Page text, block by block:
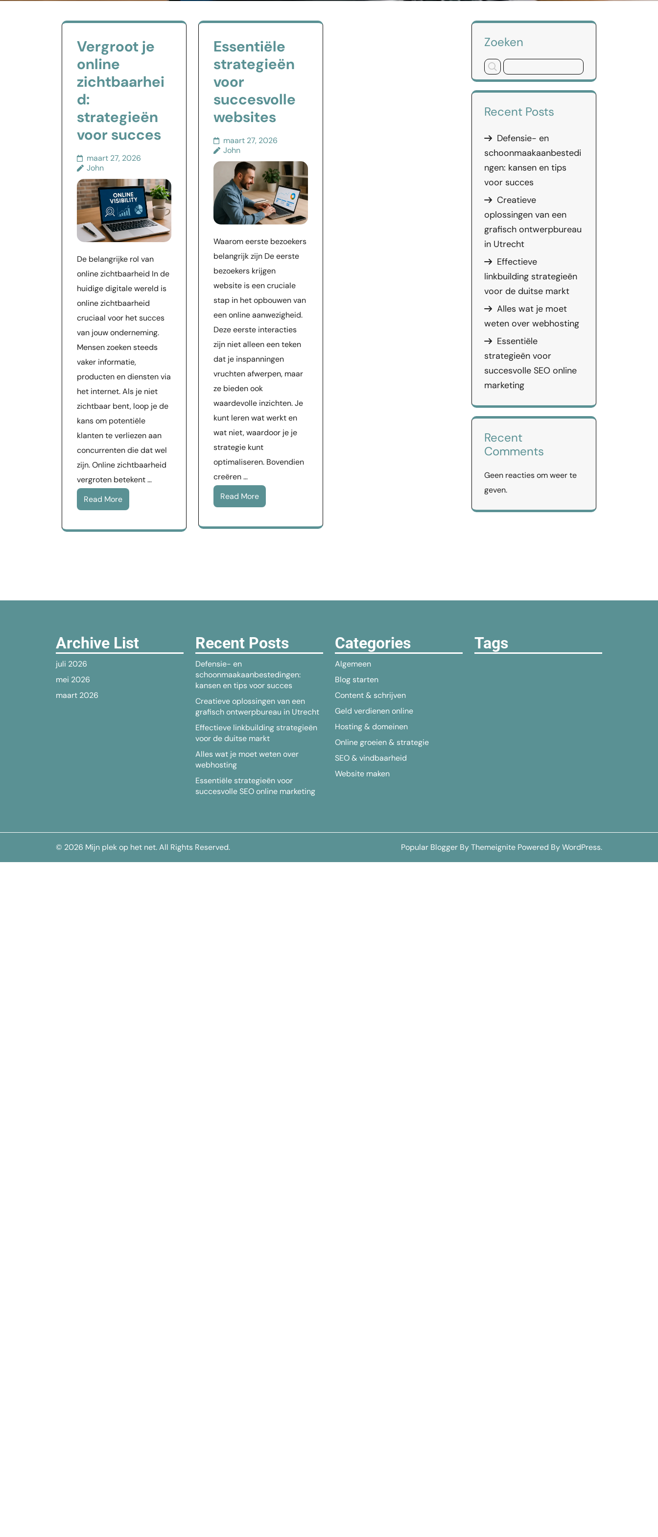
Vergroot je
online
zichtbaarhei
d:
strategieën
voor succes
maart 27, 2026
John
De belangrijke rol van
online zichtbaarheid In de
huidige digitale wereld is
online zichtbaarheid
cruciaal voor het succes
van jouw onderneming.
Mensen zoeken steeds
vaker informatie,
producten en diensten via
het internet. Als je niet
zichtbaar bent, loop je de
kans om potentiële
klanten te verliezen aan
concurrenten die dat wel
zijn. Online zichtbaarheid
vergroten betekent …
Read More
Essentiële
strategieën
voor
succesvolle
websites
maart 27, 2026
John
Waarom eerste bezoekers
belangrijk zijn De eerste
bezoekers krijgen
website is een cruciale
stap in het opbouwen van
een online aanwezigheid.
Deze eerste interacties
zijn niet alleen een teken
dat je inspanningen
vruchten afwerpen, maar
ze bieden ook
waardevolle inzichten. Je
kunt leren wat werkt en
wat niet, waardoor je je
strategie kunt
optimaliseren. Bovendien
creëren …
Read More
Zoeken
Recent Posts
Defensie- en
schoonmaakaanbestedi
ngen: kansen en tips
voor succes
Creatieve
oplossingen van een
grafisch ontwerpbureau
in Utrecht
Effectieve
linkbuilding strategieën
voor de duitse markt
Alles wat je moet
weten over webhosting
Essentiële
strategieën voor
succesvolle SEO online
marketing
Recent
Comments
Geen reacties om weer te
geven.
Archive List
juli 2026
mei 2026
maart 2026
Recent Posts
Defensie- en
schoonmaakaanbestedingen:
kansen en tips voor succes
Creatieve oplossingen van een
grafisch ontwerpbureau in Utrecht
Effectieve linkbuilding strategieën
voor de duitse markt
Alles wat je moet weten over
webhosting
Essentiële strategieën voor
succesvolle SEO online marketing
Categories
Algemeen
Blog starten
Content & schrijven
Geld verdienen online
Hosting & domeinen
Online groeien & strategie
SEO & vindbaarheid
Website maken
Tags
© 2026 Mijn plek op het net. All Rights Reserved. Popular Blogger ByThemeignite Powered ByWordPress.